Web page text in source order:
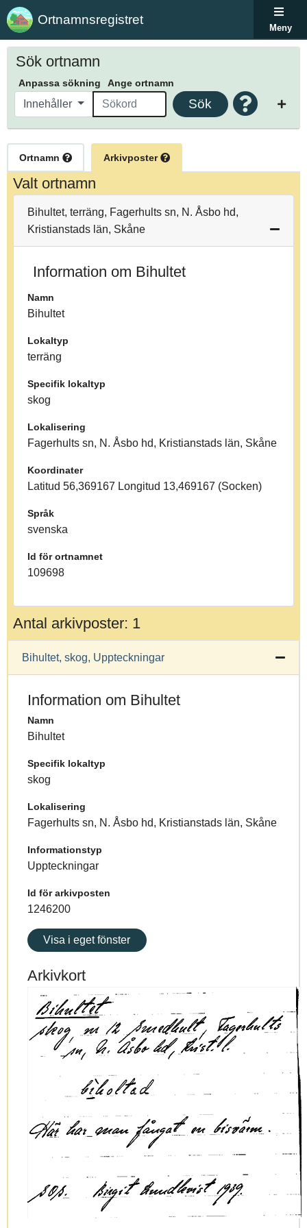
Ortnamnsregistret
Meny
Sök ortnamn
Anpassa sökning Ange ortnamn
Innehåller Sök
Ortnamn Arkivposter
Valt ortnamn
Bihultet, terräng, Fagerhults sn, N. Åsbo hd,
Kristianstads län, Skåne
Information om Bihultet
Namn
Bihultet
Lokaltyp
terräng
Specifik lokaltyp
skog
Lokalisering
Fagerhults sn, N. Åsbo hd, Kristianstads län, Skåne
Koordinater
Latitud 56,369167 Longitud 13,469167 (Socken)
Språk
svenska
Id för ortnamnet
109698
Antal arkivposter: 1
Bihultet, skog, Uppteckningar
Information om Bihultet
Namn
Bihultet
Specifik lokaltyp
skog
Lokalisering
Fagerhults sn, N. Åsbo hd, Kristianstads län, Skåne
Informationstyp
Uppteckningar
Id för arkivposten
1246200
Visa i eget fönster
Arkivkort